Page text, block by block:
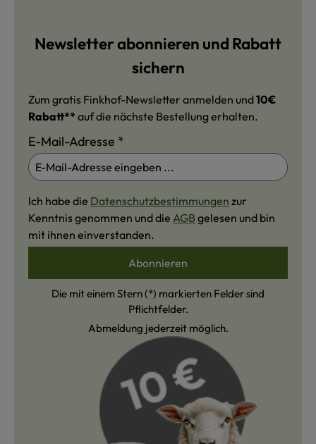
Newsletter abonnieren und Rabatt
sichern
Zum gratis Finkhof-Newsletter anmelden und10€
Rabatt** auf die nächste Bestellung erhalten.
E-Mail-Adresse *
Ich habe die Datenschutzbestimmungen zur
Kenntnis genommen und die AGB gelesen und bin
mit ihnen einverstanden.
Abonnieren
Die mit einem Stern (*) markierten Felder sind
Pflichtfelder.
Abmeldung jederzeit möglich.